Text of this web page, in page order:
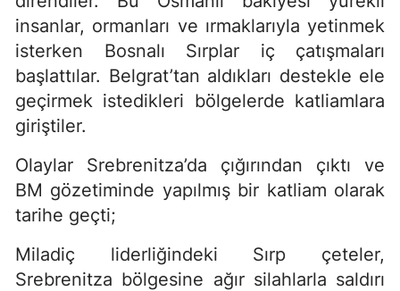
insanlar, ormanları ve ırmaklarıyla yetinmek
isterken Bosnalı Sırplar iç çatışmaları
başlattılar. Belgrat’tan aldıkları destekle ele
geçirmek istedikleri bölgelerde katliamlara
giriştiler.
Olaylar Srebrenitza’da çığırından çıktı ve
BM gözetiminde yapılmış bir katliam olarak
tarihe geçti;
Miladiç liderliğindeki Sırp çeteler,
Srebrenitza bölgesine ağır silahlarla saldırı